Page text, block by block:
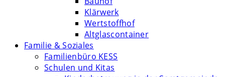
Klärwerk
Wertstoffhof
Altglascontainer
Familie & Soziales
Familienbüro KESS
Schulen und Kitas